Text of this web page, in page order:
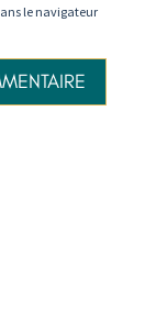
le navigateur